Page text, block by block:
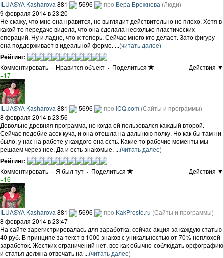
ILUASYA Kasharova 881 5696 про Вера Брежнева (Люди)
9 февраля 2014 в 23:20
Не скажу, что мне она нравится, но выглядит действительно не плохо. Хотя в
какой то передаче видела, что она сделала несколько пластических
операций. Ну и ладно, что ж теперь. Сейчас много кто делает. Зато фигуру
она поддерживает в идеальной форме. ...(читать далее)
Рейтинг:
Комментировать · Нравится объект · Поделиться
Действия ▼
+17
ILUASYA Kasharova 881 5696 про ICQ.com (Сайты и программы)
8 февраля 2014 в 23:56
Довольно древняя программа, но когда ей пользовался каждый второй.
Сейчас подобие асек куча, и она отошла на дальнюю полку. Но как бы там ни
было, у нас на работе у каждого она есть. Какие то рабочие моменты мы
решаем через нее. Да и есть знакомые, ...(читать далее)
Рейтинг:
Комментировать · Я был тут · Поделиться
Действия ▼
+16
ILUASYA Kasharova 881 5696 про KakProsto.ru (Сайты и программы)
8 февраля 2014 в 23:47
На сайте зарегистрировалась для заработка, сейчас акция за каждую статью
40 руб. В принципе за текст в 1000 знаков с уникальностью от 70% неплохой
заработок. Жестких ограничений нет, все как обычно-соблюдать орфографию
и статья должна отвечать на ...(читать далее)